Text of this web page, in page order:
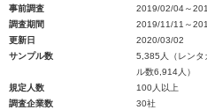
事前調査
2019/02/04～
調査期間
2019/11/11～
更新日
2020/03/02
サンプル数
5,385人（レンタ
ル数6,914人）
規定人数
100人以上
調査企業数
30社